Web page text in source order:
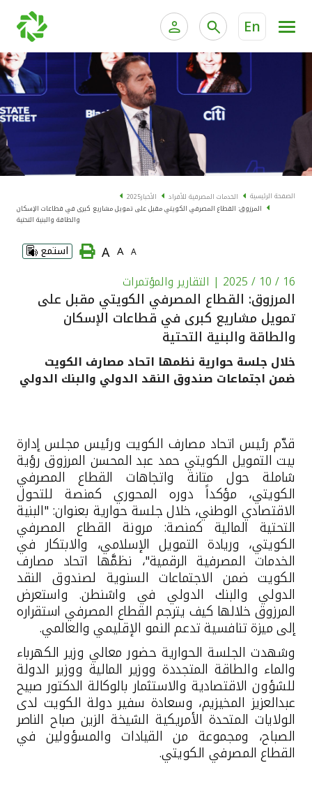
En
الخدمات المصرفية الإلكترونية للأفراد
الخدمات المصرفية الإلكترونية للشركات
خدمة "بيتك" للتداول الإلكتروني
الخدمات المصرفية للأفراد الخدمات المالية الخاصة
الحسابات المصرفية
البطاقات
"برامج العملاء"
الاستثمار
القنوات المصرفية
أدوات وخدمات
اتصل بنا
مواقع الفروع وأجهزة الصرف الآلي
ألمانيا
ماليزيا
تركيا
مصر
المملكة المتحدة
مملكة البحرين
الصفحة الرئيسية الخدمات المصرفية للأفراد الأخبار2025
المرزوق: القطاع المصرفي الكويتي مقبل على تمويل مشاريع كبرى في قطاعات الإسكان
والطاقة والبنية التحتية
A
A
A استمع
16 / 10 / 2025 | التقارير والمؤتمرات
المرزوق: القطاع المصرفي الكويتي مقبل على
تمويل مشاريع كبرى في قطاعات الإسكان
والطاقة والبنية التحتية
خلال جلسة حوارية نظمها اتحاد مصارف الكويت
ضمن اجتماعات صندوق النقد الدولي والبنك الدولي
قدّم رئيس اتحاد مصارف الكويت ورئيس مجلس إدارة
بيت التمويل الكويتي حمد عبد المحسن المرزوق رؤية
شاملة حول متانة واتجاهات القطاع المصرفي
الكويتي، مؤكداً دوره المحوري كمنصة للتحول
الاقتصادي الوطني، خلال جلسة حوارية بعنوان: "البنية
التحتية المالية كمنصة: مرونة القطاع المصرفي
الكويتي، وريادة التمويل الإسلامي، والابتكار في
الخدمات المصرفية الرقمية"، نظمَّها اتحاد مصارف
الكويت ضمن الاجتماعات السنوية لصندوق النقد
الدولي والبنك الدولي في واشنطن. واستعرض
المرزوق خلالها كيف يترجم القطاع المصرفي استقراره
إلى ميزة تنافسية تدعم النمو الإقليمي والعالمي.
وشهدت الجلسة الحوارية حضور معالي وزير الكهرباء
والماء والطاقة المتجددة ووزير المالية ووزير الدولة
للشؤون الاقتصادية والاستثمار بالوكالة الدكتور صبيح
عبدالعزيز المخيزيم، وسعادة سفير دولة الكويت لدى
الولايات المتحدة الأمريكية الشيخة الزين صباح الناصر
الصباح، ومجموعة من القيادات والمسؤولين في
القطاع المصرفي الكويتي.